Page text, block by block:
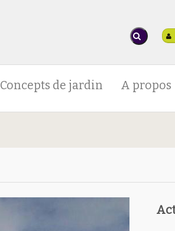
Concepts de jardin A propos